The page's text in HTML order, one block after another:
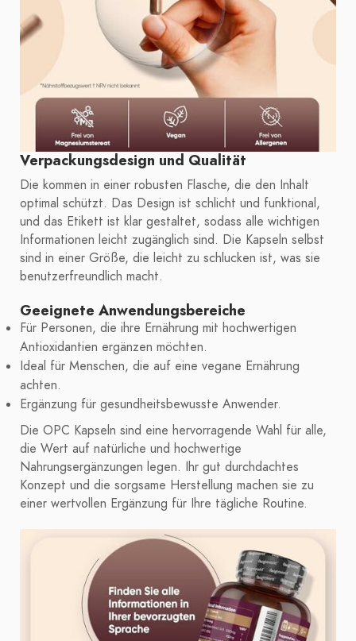
Verpackungsdesign und Qualität
Die kommen in einer robusten Flasche, die den Inhalt
optimal schützt. Das Design ist schlicht und funktional,
und das Etikett ist klar gestaltet, sodass alle wichtigen
Informationen leicht zugänglich sind. Die Kapseln selbst
sind in einer Größe, die leicht zu schlucken ist, was sie
benutzerfreundlich macht.
Geeignete Anwendungsbereiche
Für Personen, die ihre Ernährung mit hochwertigen
Antioxidantien ergänzen möchten.
Ideal für Menschen, die auf eine vegane Ernährung
achten.
Ergänzung für gesundheitsbewusste Anwender.
Die OPC Kapseln sind eine hervorragende Wahl für alle,
die Wert auf natürliche und hochwertige
Nahrungsergänzungen legen. Ihr gut durchdachtes
Konzept und die sorgsame Herstellung machen sie zu
einer wertvollen Ergänzung für Ihre tägliche Routine.